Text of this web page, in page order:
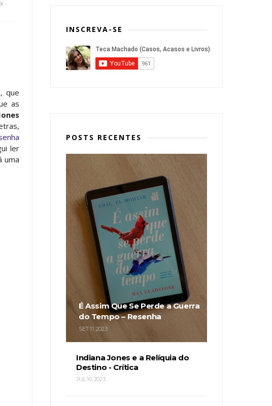
-
que
as
ler
uma
INSCREVA-SE
POSTS RECENTES
É Assim Que Se Perde a Guerra
do Tempo – Resenha
SET 11, 2023
Indiana Jones e a Relíquia do
Destino - Crítica
JUL 10, 2023